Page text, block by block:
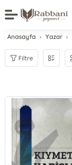
Anasayfa Yazar
Filtre